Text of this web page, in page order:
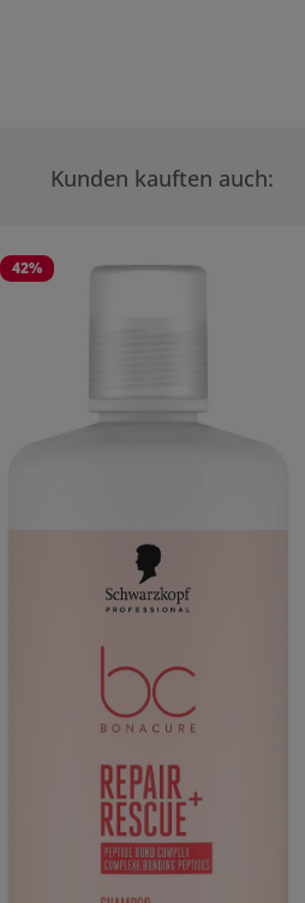
Kunden kauften auch:
42%